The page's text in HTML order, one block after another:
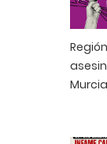
Murcia